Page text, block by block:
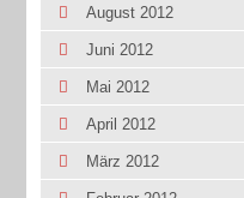
August 2012
Juni 2012
Mai 2012
April 2012
März 2012